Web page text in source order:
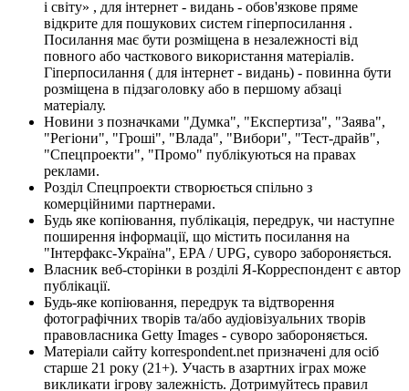
і світу» , для інтернет - видань - обов'язкове пряме
відкрите для пошукових систем гіперпосилання .
Посилання має бути розміщена в незалежності від
повного або часткового використання матеріалів.
Гіперпосилання ( для інтернет - видань) - повинна бути
розміщена в підзаголовку або в першому абзаці
матеріалу.
Новини з позначками "Думка", "Експертиза", "Заява",
"Регіони", "Гроші", "Влада", "Вибори", "Тест-драйв",
"Спецпроекти", "Промо" публікуються на правах
реклами.
Розділ Спецпроекти створюється спільно з
комерційними партнерами.
Будь яке копіювання, публікація, передрук, чи наступне
поширення інформації, що містить посилання на
"Інтерфакс-Україна", EPA / UPG, суворо забороняється.
Власник веб-сторінки в розділі Я-Корреспондент є автор
публікації.
Будь-яке копіювання, передрук та відтворення
фотографічних творів та/або аудіовізуальних творів
правовласника Getty Images - суворо забороняється.
Матеріали сайту korrespondent.net призначені для осіб
старше 21 року (21+). Участь в азартних іграх може
викликати ігрову залежність. Дотримуйтесь правил